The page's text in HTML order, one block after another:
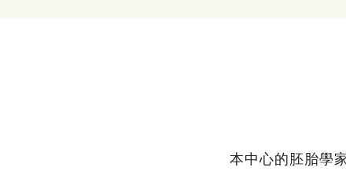
本中心的胚胎學